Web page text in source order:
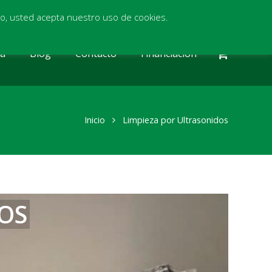
Blog Contacto Financiación
Inicio Limpieza por Ultrasonidos
usted acepta nuestro uso de cookies.